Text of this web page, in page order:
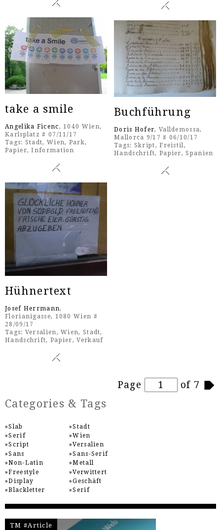
take a smile
Angelika Ficenc, 1040 Wien,
Karlsplatz # 07/11/17
Tags: Stadt, Wien, Park,
Papier,Information
Buchführung
Doris Hofer, Valldemossa,
Mallorca 9/17 # 06/10/17
Tags: Skript,Freistil,
Handschrift, Papier,Spanien
Hühnertext
Josef Herrmann,
Florianigasse, 1080 Wien #
28/09/17
Tags: Versalien ,Wien, Stadt,
Handschrift, Papier,Verkauf
Page of 7
Categories & Tags
Slab
Serif
Script
Sans
Non-Latin
Freestyle
Display
Blackletter
Stadt
Wien
Versalien
Sans-Serif
Metall
Verwittert
Geschäft
Serif
TM #Article